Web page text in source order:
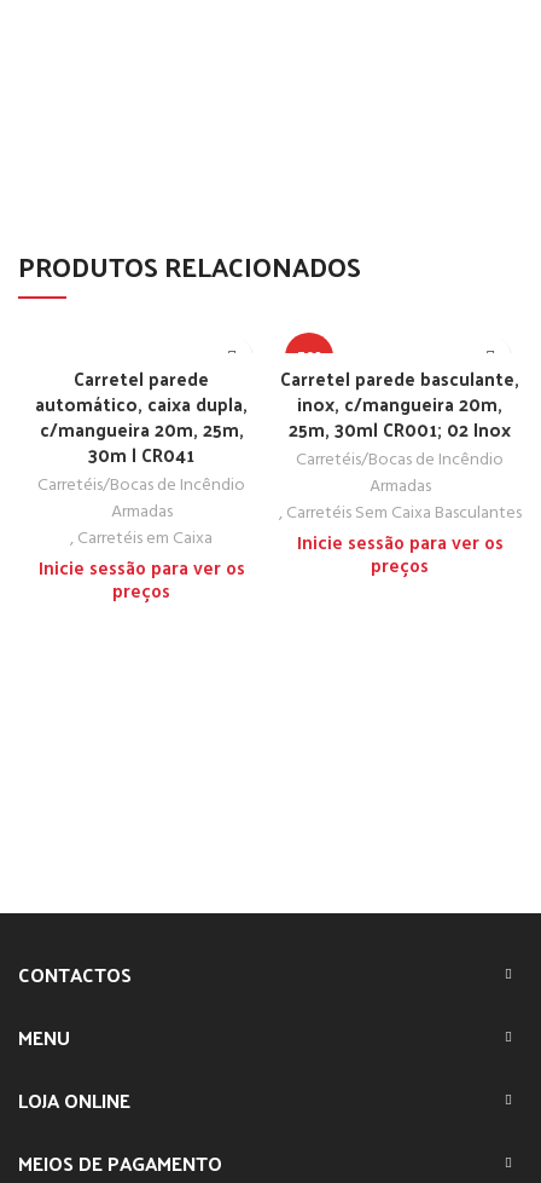
PRODUTOS RELACIONADOS
Carretel parede
automático, caixa dupla,
c/mangueira 20m, 25m,
30m | CR041
Carretéis/Bocas de Incêndio
Armadas
,Carretéis em Caixa
Inicie sessão para ver os
preços
TOP
Carretel parede basculante,
inox, c/mangueira 20m,
25m, 30m| CR001; 02 Inox
Carretéis/Bocas de Incêndio
Armadas
,Carretéis Sem Caixa Basculantes
Inicie sessão para ver os
preços
CONTACTOS
MENU
LOJA ONLINE
MEIOS DE PAGAMENTO